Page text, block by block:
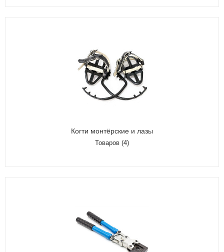
Когти монтёрские и лазы
Товаров (4)